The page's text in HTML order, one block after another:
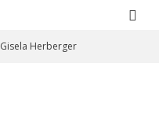
Gisela Herberger